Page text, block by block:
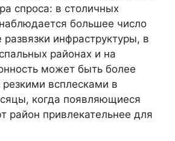
спроса: в столичных
большее число
инфраструктуры, в
районах и на
может быть более
резкими всплесками в
когда появляющиеся
район привлекательнее для